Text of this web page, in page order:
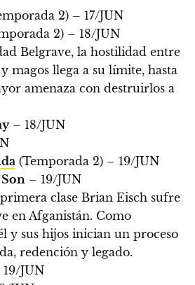
2) – 17/JUN
2) – 18/JUN
Belgrave, la hostilidad entre
magos llega a su límite, hasta
amenaza con destruirlos a
– 18/JUN
(Temporada 2) – 19/JUN
– 19/JUN
clase Brian Eisch sufre
en Afganistán. Como
y sus hijos inician un proceso
redención y legado.
19/JUN